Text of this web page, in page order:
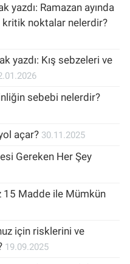
yazdı: Ramazan ayında
kritik noktalar nelerdir?
yazdı: Kış sebzeleri ve
sebebi nelerdir?
açar? 30.11.2025
Gereken Her Şey
15 Madde ile Mümkün
için risklerini ve
19.09.2025